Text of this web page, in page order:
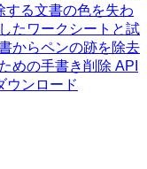
する文書の色を失わ
たワークシートと試
からペンの跡を除去
めの手書き削除 API
ウンロード